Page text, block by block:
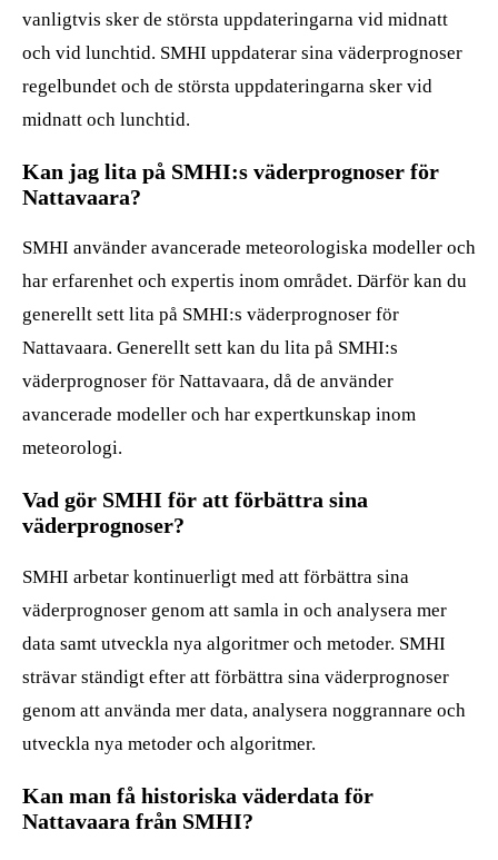
vanligtvis sker de största uppdateringarna vid midnatt
och vid lunchtid. SMHI uppdaterar sina väderprognoser
regelbundet och de största uppdateringarna sker vid
midnatt och lunchtid.
Kan jag lita på SMHI:s väderprognoser för
Nattavaara?
SMHI använder avancerade meteorologiska modeller och
har erfarenhet och expertis inom området. Därför kan du
generellt sett lita på SMHI:s väderprognoser för
Nattavaara. Generellt sett kan du lita på SMHI:s
väderprognoser för Nattavaara, då de använder
avancerade modeller och har expertkunskap inom
meteorologi.
Vad gör SMHI för att förbättra sina
väderprognoser?
SMHI arbetar kontinuerligt med att förbättra sina
väderprognoser genom att samla in och analysera mer
data samt utveckla nya algoritmer och metoder. SMHI
strävar ständigt efter att förbättra sina väderprognoser
genom att använda mer data, analysera noggrannare och
utveckla nya metoder och algoritmer.
Kan man få historiska väderdata för
Nattavaara från SMHI?